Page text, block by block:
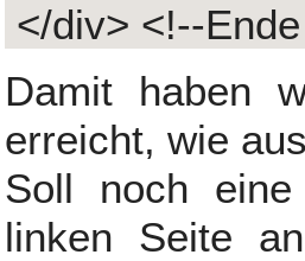
</div> <!--
Damit haben
erreicht, wie
Soll noch
linken Seite